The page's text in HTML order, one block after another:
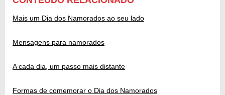
Mais um Dia dos Namorados ao seu lado
Mensagens para namorados
A cada dia, um passo mais distante
Formas de comemorar o Dia dos Namorados